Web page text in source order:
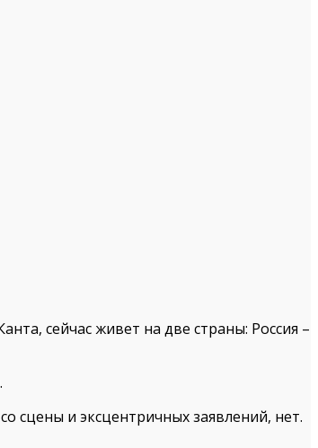
сейчас живет на две страны: Россия –
сцены и эксцентричных заявлений, нет.